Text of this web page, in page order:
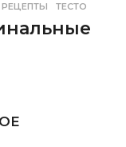
,РЕЦЕПТЫ ,ТЕСТО